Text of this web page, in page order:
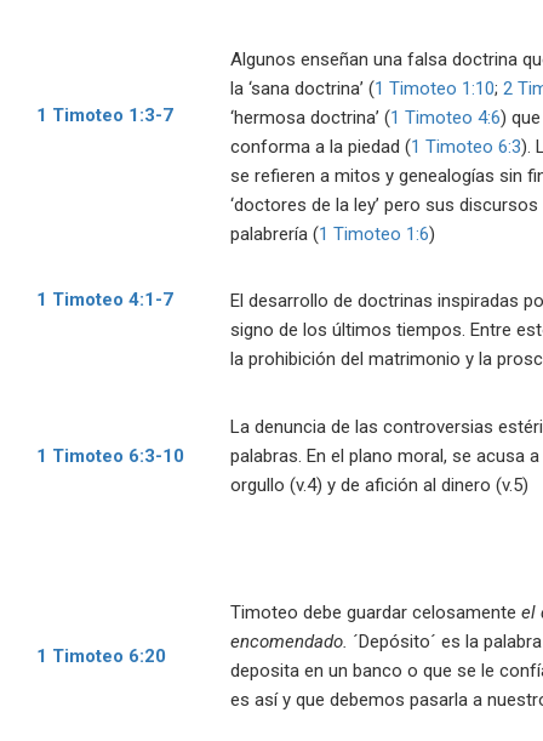
1 Timoteo 1:3-7
Algunos enseñan una falsa doctrina
la ‘sana doctrina’ (1 Timoteo 1:10; 2
‘hermosa doctrina’ (1 Timoteo 4:6)
conforma a la piedad (1 Timoteo 6:3).
se refieren a mitos y genealogías sin
‘doctores de la ley’ pero sus
palabrería (1 Timoteo 1:6)
1 Timoteo 4:1-7
El desarrollo de doctrinas inspiradas
signo de los últimos tiempos. Entre
la prohibición del matrimonio y la
1 Timoteo 6:3-10
La denuncia de las controversias
palabras. En el plano moral, se acusa
orgullo (v.4) y de afición al dinero (v.5)
1 Timoteo 6:20
Timoteo debe guardar celosamente el
encomendado. ´Depósito´ es la
deposita en un banco o que se le
es así y que debemos pasarla a